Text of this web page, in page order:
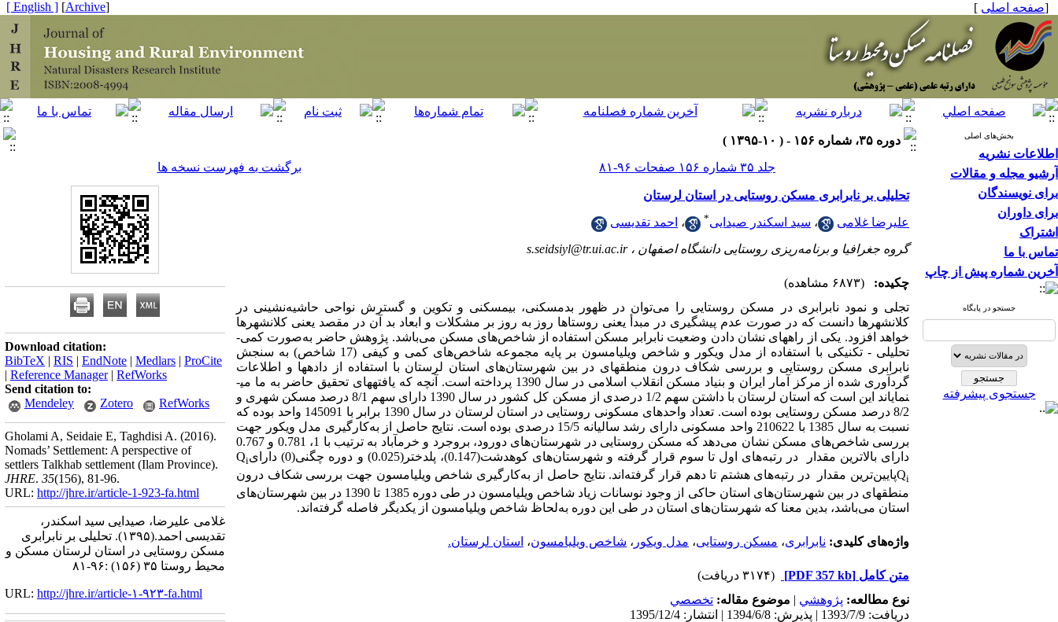
[صفحه اصلی ]
[
Archive
]
[ English ]
بخش‌های اصلی
اطلاعات نشریه
آرشیو مجله و مقالات
برای نویسندگان
برای داوران
اشتراک
تماس با ما
آخرین شماره پیش از چاپ
جستجو در پایگاه
جستجوی پیشرفته
دوره ۳۵، شماره ۱۵۶ - ( ۱۰-۱۳۹۵ )
جلد ۳۵ شماره ۱۵۶ صفحات ۹۶-۸۱
برگشت به فهرست نسخه ها
تحلیلی بر نابرابری مسکن روستایی در استان لرستان
علیرضا غلامی ، سید اسکندر صیدایی* ، احمد تقدیسی
گروه جغرافیا و برنامه‌ریزی روستایی دانشگاه اصفهان ،s.seidsiyl@tr.ui.ac.ir
چکیده:
(۶۸۷۳ مشاهده)
تجلی و نمود نابرابری در مسکن روستایی را می‌توان در ظهور بدمسکنی، بی­مسکنی و تکوین و گسترش نواحی حاشیه‌نشینی در
کلانشهرها دانست که در صورت عدم پیشگیری در مبدأ یعنی روستاها روز به روز بر مشکلات و ابعاد بد آن در مقصد یعنی کلانشهرها
خواهد افزود. یکی از راه­های نشان دادن وضعیت نابرابر مسکن استفاده از شاخص‌های مسکن می‌باشد. پژوهش حاضر به‌صورت کمی-
تحلیلی - تکنیکی با استفاده از مدل ویکور و شاخص ویلیامسون بر پایه مجموعه شاخص‌های کمی و کیفی (17 شاخص) به سنجش
نابرابری مسکن روستایی و بررسی شکاف درون منطقه­ای در بین شهرستان‌های استان لرستان با استفاده از داده­ها و اطلاعات
گردآوری شده از مرکز آمار ایران و بنیاد مسکن انقلاب اسلامی در سال 1390 پرداخته است. آنچه که یافته­های تحقیق حاضر به ما می­
نمایاند این است که استان لرستان با داشتن سهم 1/2 درصدی از مسکن کل کشور در سال 1390 دارای سهم 8/1 درصد مسکن شهری و
8/2 درصد مسکن روستایی بوده است. تعداد واحدهای مسکونی روستایی در استان لرستان در سال 1390 برابر با 145091 واحد بوده که
نسبت به سال 1385 با 210622 واحد مسکونی دارای رشد سالیانه‌ 15/5 درصدی بوده است.
نتایج حاصل از به‌کارگیری مدل ویکور جهت
بررسی شاخص‌های مسکن نشان می‌دهد که مسکن روستایی در شهرستان‌های دورود، بروجرد و خرم­آباد به ترتیب با 1، 0.781 و 0.767
دارای بالاترین مقدار
Qiدر رتبه‌های اول تا سوم قرار گرفته­ و شهرستان‌های کوهدشت(0.147)، پلدختر(0.025) و دوره چگنی(0) دارای
پایین‌ترین مقدارQi در رتبههای هشتم تا دهم قرار گرفته‌اند. نتایج حاصل از به‌کارگیری شاخص ویلیامسون جهت بررسی شکاف درون
منطقه­ای در بین شهرستان‌های استان حاکی از وجود نوسانات زیاد شاخص ویلیامسون در طی دوره 1385 تا 1390 در بین شهرستان‌های
استان می‌باشد، بدین معنا که شهرستان‌های استان در طی این دوره به‌لحاظ شاخص ویلیامسون از یکدیگر فاصله گرفته‌اند.
واژه‌های کلیدی: نابرابری، مسکن روستایی، مدل ویکور ، شاخص ویلیامسون، استان لرستان.
متن کامل [PDF 357 kb]
(۳۱۷۴ دریافت)
نوع مطالعه: پژوهشي | موضوع مقاله: تخصصي
دریافت: 1393/7/9 | پذیرش: 1394/6/8 | انتشار: 1395/12/4
Download citation:
BibTeX | RIS | EndNote | Medlars | ProCite
| Reference Manager| RefWorks
Send citation to:
Mendeley
Zotero RefWorks
Gholami A, Seidaie E, Taghdisi A. (2016).
Nomads’ Settlement: A perspective of
settlers Talkhab settlement (Ilam Province).
JHRE. 35(156), 81-96.
URL: http://jhre.ir/article-1-923-fa.html
غلامی علیرضا، صیدایی سید اسکندر،
تقدیسی احمد.(۱۳۹۵).
تحلیلی بر نابرابری
مسکن روستایی در استان لرستان مسکن و
محیط روستا ۳۵ (۱۵۶) :۹۶-۸۱
URL: http://jhre.ir/article-۱-۹۲۳-fa.html